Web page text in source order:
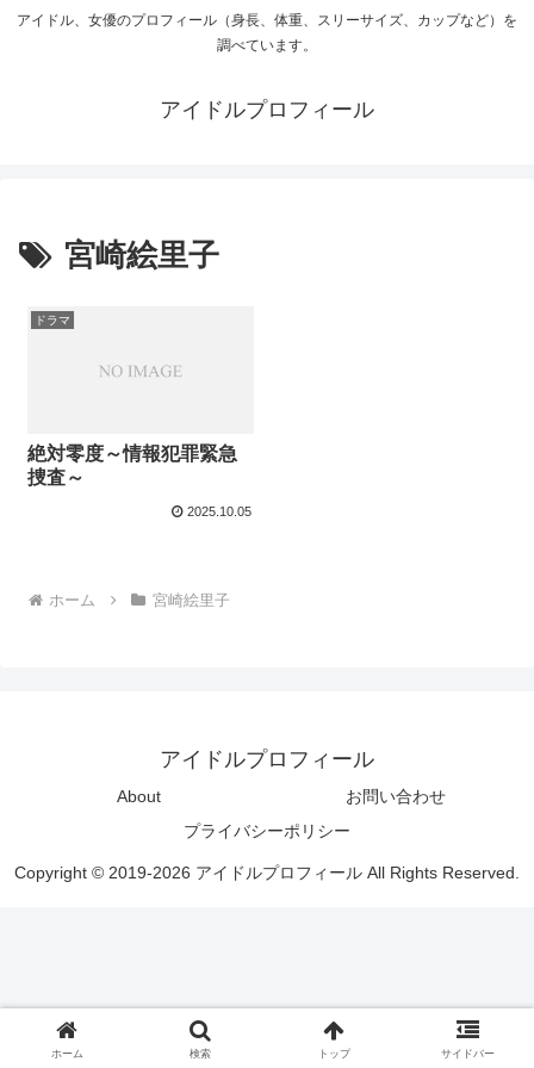
アイドル、女優のプロフィール（身長、体重、スリーサイズ、カップなど）を
調べています。
アイドルプロフィール
宮崎絵里子
ドラマ
絶対零度～情報犯罪緊急
捜査～
2025.10.05
ホーム 宮崎絵里子
アイドルプロフィール
About
お問い合わせ
プライバシーポリシー
Copyright © 2019-2026 アイドルプロフィール All Rights Reserved.
ホーム 検索 トップ サイドバー